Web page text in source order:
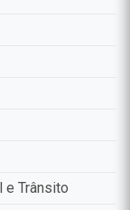
e Trânsito